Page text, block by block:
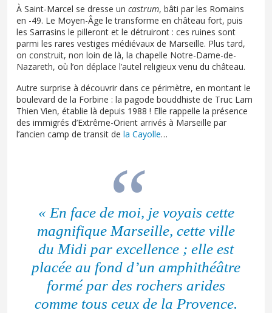
À Saint-Marcel se dresse un castrum, bâti par les Romains
en -49. Le Moyen-Âge le transforme en château fort, puis
les Sarrasins le pilleront et le détruiront : ces ruines sont
parmi les rares vestiges médiévaux de Marseille. Plus tard,
on construit, non loin de là, la chapelle Notre-Dame-de-
Nazareth, où l’on déplace l’autel religieux venu du château.
Autre surprise à découvrir dans ce périmètre, en montant le
boulevard de la Forbine : la pagode bouddhiste de Truc Lam
Thien Vien, établie là depuis 1988 ! Elle rappelle la présence
des immigrés d’Extrême-Orient arrivés à Marseille par
l’ancien camp de transit de la Cayolle…
« En face de moi, je voyais cette
magnifique Marseille, cette ville
du Midi par excellence ; elle est
placée au fond d’un amphithéâtre
formé par des rochers arides
comme tous ceux de la Provence.